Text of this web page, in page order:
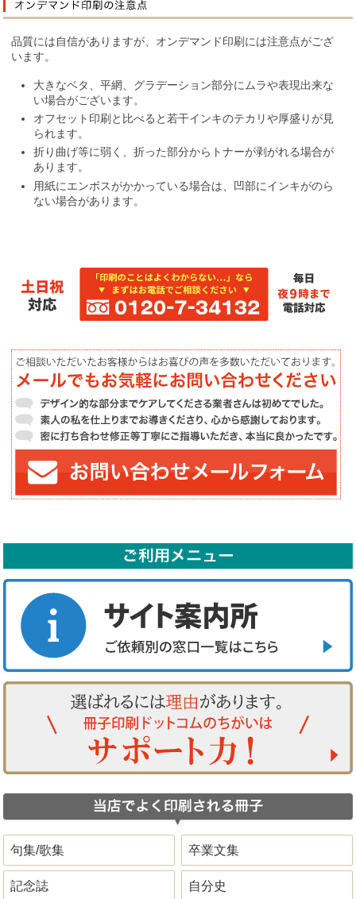
品質には自信がありますが、オンデマンド印刷には注意点がござ
います。
大きなベタ、平網、グラデーション部分にムラや表現出来な
い場合がございます。
オフセット印刷と比べると若干インキのテカリや厚盛りが見
られます。
折り曲げ等に弱く、折った部分からトナーが剥がれる場合が
あります。
用紙にエンボスがかかっている場合は、凹部にインキがのら
ない場合があります。
句集/歌集 卒業文集
記念誌 自分史